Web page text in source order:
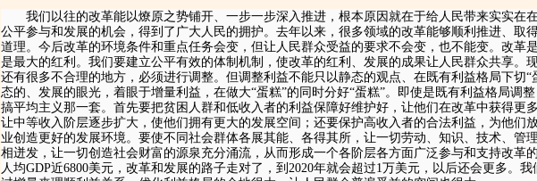
我们以往的改革能以燎原之势铺开、一步一步深入推进，根本原因就在于给人民带来实实在
公平参与和发展的机会，得到了广大人民的拥护。去年以来，很多领域的改革能够顺利推进、取
道理。今后改革的环境条件和重点任务会变，但让人民群众受益的要求不会变，也不能变。改革
是最大的红利。我们要建立公平有效的体制机制，使改革的红利、发展的成果让人民群众共享。
还有很多不合理的地方，必须进行调整。但调整利益不能只以静态的观点、在既有利益格局下切“
态的、发展的眼光，着眼于增量利益，在做大“蛋糕”的同时分好“蛋糕”。即使是既有利益格局调
搞平均主义那一套。首先要把贫困人群和低收入者的利益保障好维护好，让他们在改革中获得更
让中等收入阶层逐步扩大，使他们拥有更大的发展空间；还要保护高收入者的合法利益，为他们
业创造更好的发展环境。要使不同社会群体各展其能、各得其所，让一切劳动、知识、技术、管
相迸发，让一切创造社会财富的源泉充分涌流，从而形成一个各阶层各方面广泛参与和支持改革
人均GDP近6800美元，改革和发展的路子走对了，到 2020年就会超过1万美元，以后还会更多。我